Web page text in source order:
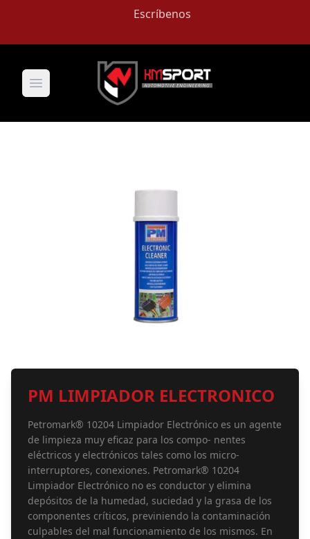
Escríbenos
Open main menu
PM LIMPIADOR ELECTRONICO
Petromark® 10204 Limpiador Electrónico es un agente
de limpieza muy eficaz para los compo- nentes
eléctricos y electrónicos tales como los micro-
interruptores, conexiones. Petromark® 10204
Limpiador Electrónico no es conductor y elimina
depósitos de la humedad, suciedad y la grasa de los
componentes críticos, previniendo la contaminación
culpables del mal funcionamiento de los mismos. En